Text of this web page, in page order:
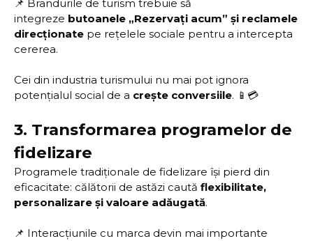
📌 Brandurile de turism trebuie să
integreze butoanele „Rezervați acum” și reclamele
direcționate pe rețelele sociale pentru a intercepta
cererea.
Cei din industria turismului nu mai pot ignora
potențialul social de a crește conversiile. 📱💳
3. Transformarea programelor de
fidelizare
Programele tradiționale de fidelizare își pierd din
eficacitate: călătorii de astăzi caută flexibilitate,
personalizare și valoare adăugată.
📌 Interacțiunile cu marca devin mai importante